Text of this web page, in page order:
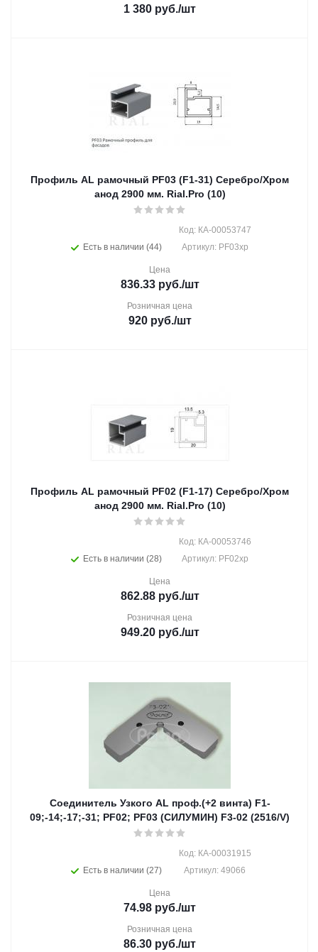
1 380 руб./шт
Профиль AL рамочный PF03 (F1-31) Серебро/Хром
анод 2900 мм. Rial.Pro (10)
Есть в наличии (44)
Код: КА-00053747
Артикул: PF03хр
Цена
836.33руб./шт
Розничная цена
920руб./шт
Профиль AL рамочный PF02 (F1-17) Серебро/Хром
анод 2900 мм. Rial.Pro (10)
Есть в наличии (28)
Код: КА-00053746
Артикул: PF02хр
Цена
862.88руб./шт
Розничная цена
949.20руб./шт
Соединитель Узкого AL проф.(+2 винта) F1-
09;-14;-17;-31; PF02; PF03 (СИЛУМИН) F3-02 (2516/V)
Есть в наличии (27)
Код: КА-00031915
Артикул: 49066
Цена
74.98 руб./шт
Розничная цена
86.30 руб./шт